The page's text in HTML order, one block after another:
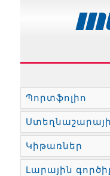
Պորտֆոլիո
Կիթառներ
Լարային